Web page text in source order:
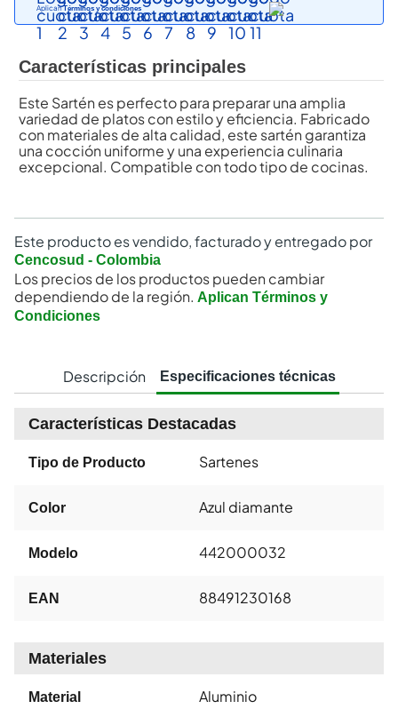
AplicanTérminos y condiciones
Características principales
Este Sartén es perfecto para preparar una amplia
variedad de platos con estilo y eficiencia. Fabricado
con materiales de alta calidad, este sartén garantiza
una cocción uniforme y una experiencia culinaria
excepcional. Compatible con todo tipo de cocinas.
Este producto es vendido, facturado y entregado por
Cencosud - Colombia
Los precios de los productos pueden cambiar
dependiendo de la región. Aplican Términos y
Condiciones
Descripción Especificaciones técnicas
Características Destacadas
Tipo de Producto Sartenes
Color Azul diamante
Modelo 442000032
EAN 88491230168
Materiales
Material Aluminio